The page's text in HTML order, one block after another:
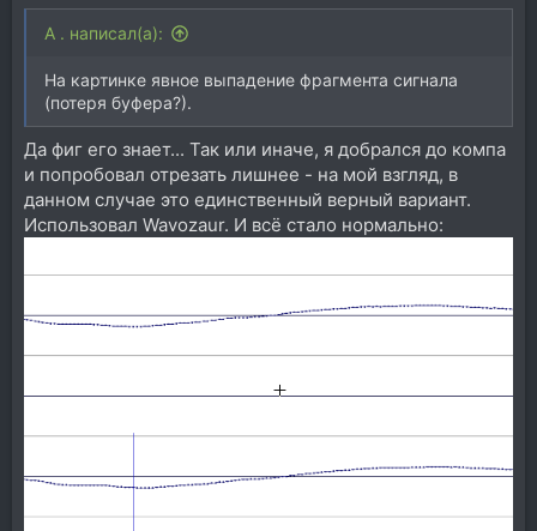
A . написал(а):
На картинке явное выпадение фрагмента сигнала
(потеря буфера?).
Да фиг его знает... Так или иначе, я добрался до компа
и попробовал отрезать лишнее - на мой взгляд, в
данном случае это единственный верный вариант.
Использовал Wavozaur. И всё стало нормально: